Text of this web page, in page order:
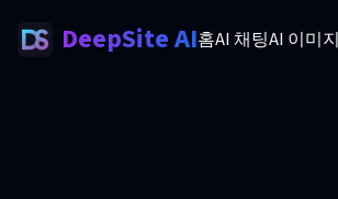
DeepSite AI홈AI 채팅AI 이미